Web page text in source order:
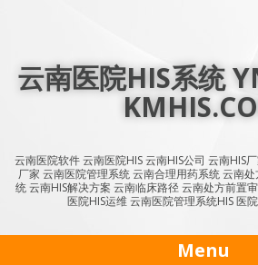
云南医院HIS系统
云南医院软件 云南医院HIS 云南HIS公司 云南HIS
厂家 云南医院管理系统 云南合理用药系统 云南
统 云南HIS解决方案 云南临床路径 云南处方前置
医院HIS运维 云南医院管理系统HIS 医
Menu